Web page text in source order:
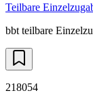
Teilbare
bbt teilbare
218054